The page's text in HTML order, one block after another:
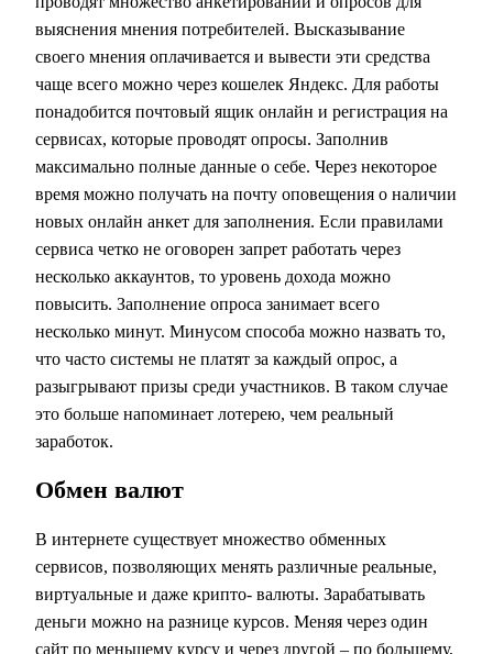
выяснения мнения потребителей. Высказывание
своего мнения оплачивается и вывести эти средства
чаще всего можно через кошелек Яндекс. Для работы
понадобится почтовый ящик онлайн и регистрация на
сервисах, которые проводят опросы. Заполнив
максимально полные данные о себе. Через некоторое
время можно получать на почту оповещения о наличии
новых онлайн анкет для заполнения. Если правилами
сервиса четко не оговорен запрет работать через
несколько аккаунтов, то уровень дохода можно
повысить. Заполнение опроса занимает всего
несколько минут. Минусом способа можно назвать то,
что часто системы не платят за каждый опрос, а
разыгрывают призы среди участников. В таком случае
это больше напоминает лотерею, чем реальный
заработок.
Обмен валют
В интернете существует множество обменных
сервисов, позволяющих менять различные реальные,
виртуальные и даже крипто- валюты. Зарабатывать
деньги можно на разнице курсов. Меняя через один
сайт по меньшему курсу и через другой – по большему,